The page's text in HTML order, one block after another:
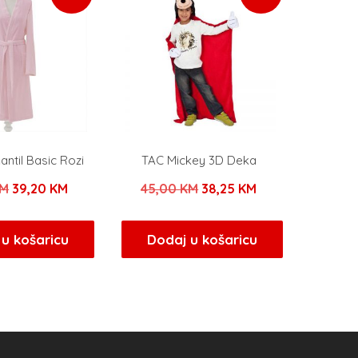
Basic Rozi
Izvorna
bila
je:
39,20 KM
je:
39,20 KM.
košaricu
TAC Mickey 3D Deka
45,00KM Izvorna
bila
je:
38,25 KM
je:
38,25 KM.
Dodaj u košaricu